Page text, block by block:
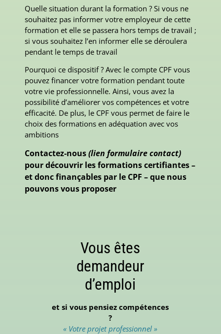
Quelle situation durant la formation ? Si vous ne
souhaitez pas informer votre employeur de cette
formation et elle se passera hors temps de travail ;
si vous souhaitez l’en informer elle se déroulera
pendant le temps de travail
Pourquoi ce dispositif ? Avec le compte CPF vous
pouvez financer votre formation pendant toute
votre vie professionnelle. Ainsi, vous avez la
possibilité d’améliorer vos compétences et votre
efficacité. De plus, le CPF vous permet de faire le
choix des formations en adéquation avec vos
ambitions
Contactez-nous(lien formulaire contact)
pour découvrir les formations certifiantes –
et donc finançables par le CPF – que nous
pouvons vous proposer
Vous êtes
demandeur
d’emploi
et si vous pensiez compétences
?
« Votre projet professionnel »